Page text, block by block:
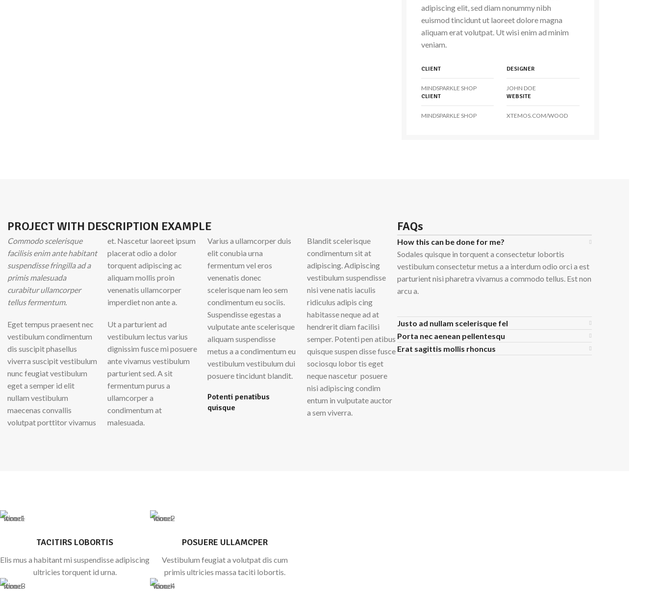
adipiscing elit, sed diam nonummy nibh
euismod tincidunt ut laoreet dolore magna
aliquam erat volutpat. Ut wisi enim ad minim
veniam.
CLIENT
MINDSPARKLE SHOP
DESIGNER
JOHN DOE
CLIENT
MINDSPARKLE SHOP
WEBSITE
XTEMOS.COM/WOOD
PROJECT WITH DESCRIPTION EXAMPLE
Commodo scelerisque
facilisis enim ante habitant
suspendisse fringilla ad a
primis malesuada
curabitur ullamcorper
tellus fermentum.
Eget tempus praesent nec
vestibulum condimentum
dis suscipit phasellus
viverra suscipit vestibulum
nunc feugiat vestibulum
eget a semper id elit
nullam vestibulum
maecenas convallis
volutpat porttitor vivamus
et. Nascetur laoreet ipsum
placerat odio a dolor
torquent adipiscing ac
aliquam mollis proin
venenatis ullamcorper
imperdiet non ante a.
Ut a parturient ad
vestibulum lectus varius
dignissim fusce mi posuere
ante vivamus vestibulum
parturient sed. A sit
fermentum purus a
ullamcorper a
condimentum at
malesuada.
Varius a ullamcorper duis
elit conubia urna
fermentum vel eros
venenatis donec
scelerisque nam leo sem
condimentum eu sociis.
Suspendisse egestas a
vulputate ante scelerisque
aliquam suspendisse
metus a a condimentum eu
vestibulum vestibulum dui
posuere tincidunt blandit.
Potenti penatibus
quisque
Blandit scelerisque
condimentum sit at
adipiscing. Adipiscing
vestibulum suspendisse
nisi vene natis iaculis
ridiculus adipis cing
habitasse neque ad at
hendrerit diam facilisi
semper. Potenti pen atibus
quisque suspen disse fusce
sociosqu lobor tis eget
neque nascetur posuere
nisi adipiscing condim
entum in vulputate auctor
a sem viverra.
FAQs
How this can be done for me?
Sodales quisque in torquent a consectetur lobortis
vestibulum consectetur metus a a interdum odio orci a est
parturient nisi pharetra vivamus a commodo tellus. Est non
arcu a.
Justo ad nullam scelerisque fel
Porta nec aenean pellentesqu
Erat sagittis mollis rhoncus
TACITIRS LOBORTIS
Elis mus a habitant mi suspendisse adipiscing
ultricies torquent id urna.
POSUERE ULLAMCPER
Vestibulum feugiat a volutpat dis cum
primis ultricies massa taciti lobortis.